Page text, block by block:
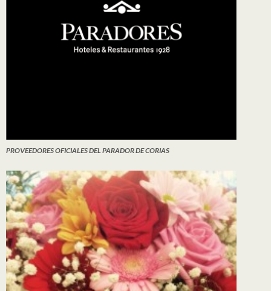
PROVEEDORES OFICIALES DEL PARADOR DE CORIAS